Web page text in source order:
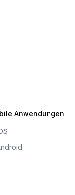
Anwendungen